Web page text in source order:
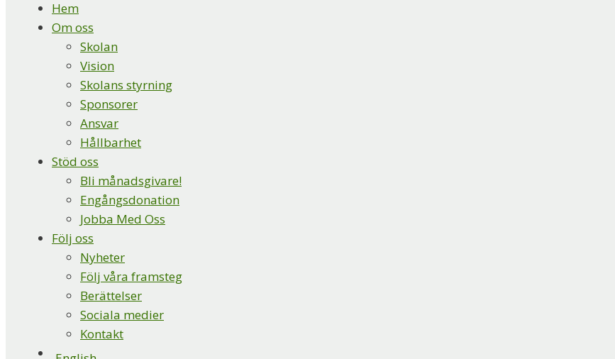
Hem
Om oss
Skolan
Vision
Skolans styrning
Sponsorer
Ansvar
Hållbarhet
Stöd oss
Bli månadsgivare!
Engångsdonation
Jobba Med Oss
Följ oss
Nyheter
Följ våra framsteg
Berättelser
Sociala medier
Kontakt